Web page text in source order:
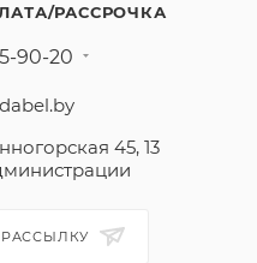
РАССРОЧКА
90-20
45, 13